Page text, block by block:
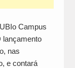
Campus
lançamento
nas
e contará